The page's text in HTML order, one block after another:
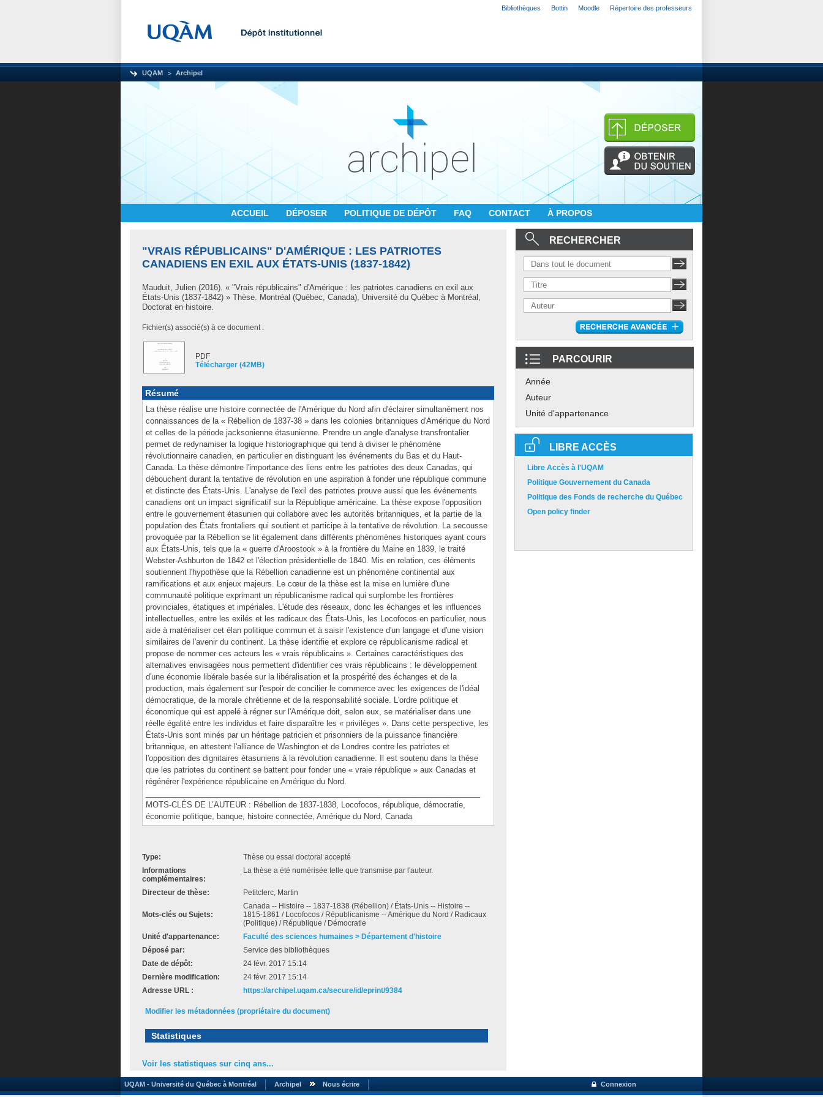
Bibliothèques Bottin Moodle Répertoire des professeurs
UQAM Archipel
ACCUEIL DÉPOSER POLITIQUE DE DÉPÔT FAQ CONTACT À PROPOS
"VRAIS RÉPUBLICAINS" D'AMÉRIQUE : LES PATRIOTES
CANADIENS EN EXIL AUX ÉTATS-UNIS (1837-1842)
Mauduit, Julien (2016). « "Vrais républicains" d'Amérique : les patriotes canadiens en exil aux
États-Unis (1837-1842) » Thèse. Montréal (Québec, Canada), Université du Québec à Montréal,
Doctorat en histoire.
Fichier(s) associé(s) à ce document :
PDF
Télécharger (42MB)
Résumé
La thèse réalise une histoire connectée de l'Amérique du Nord afin d'éclairer simultanément nos
connaissances de la « Rébellion de 1837-38 » dans les colonies britanniques d'Amérique du Nord
et celles de la période jacksonienne étasunienne. Prendre un angle d'analyse transfrontalier
permet de redynamiser la logique historiographique qui tend à diviser le phénomène
révolutionnaire canadien, en particulier en distinguant les événements du Bas et du Haut-
Canada. La thèse démontre l'importance des liens entre les patriotes des deux Canadas, qui
débouchent durant la tentative de révolution en une aspiration à fonder une république commune
et distincte des États-Unis. L'analyse de l'exil des patriotes prouve aussi que les événements
canadiens ont un impact significatif sur la République américaine. La thèse expose l'opposition
entre le gouvernement étasunien qui collabore avec les autorités britanniques, et la partie de la
population des États frontaliers qui soutient et participe à la tentative de révolution. La secousse
provoquée par la Rébellion se lit également dans différents phénomènes historiques ayant cours
aux États-Unis, tels que la « guerre d'Aroostook » à la frontière du Maine en 1839, le traité
Webster-Ashburton de 1842 et l'élection présidentielle de 1840. Mis en relation, ces éléments
soutiennent l'hypothèse que la Rébellion canadienne est un phénomène continental aux
ramifications et aux enjeux majeurs. Le cœur de la thèse est la mise en lumière d'une
communauté politique exprimant un républicanisme radical qui surplombe les frontières
provinciales, étatiques et impériales. L'étude des réseaux, donc les échanges et les influences
intellectuelles, entre les exilés et les radicaux des États-Unis, les Locofocos en particulier, nous
aide à matérialiser cet élan politique commun et à saisir l'existence d'un langage et d'une vision
similaires de l'avenir du continent. La thèse identifie et explore ce républicanisme radical et
propose de nommer ces acteurs les « vrais républicains ». Certaines caractéristiques des
alternatives envisagées nous permettent d'identifier ces vrais républicains : le développement
d'une économie libérale basée sur la libéralisation et la prospérité des échanges et de la
production, mais également sur l'espoir de concilier le commerce avec les exigences de l'idéal
démocratique, de la morale chrétienne et de la responsabilité sociale. L'ordre politique et
économique qui est appelé à régner sur l'Amérique doit, selon eux, se matérialiser dans une
réelle égalité entre les individus et faire disparaître les « privilèges ». Dans cette perspective, les
États-Unis sont minés par un héritage patricien et prisonniers de la puissance financière
britannique, en attestent l'alliance de Washington et de Londres contre les patriotes et
l'opposition des dignitaires étasuniens à la révolution canadienne. Il est soutenu dans la thèse
que les patriotes du continent se battent pour fonder une « vraie république » aux Canadas et
régénérer l'expérience républicaine en Amérique du Nord.
MOTS-CLÉS DE L’AUTEUR : Rébellion de 1837-1838, Locofocos, république, démocratie,
économie politique, banque, histoire connectée, Amérique du Nord, Canada
Type:
Thèse ou essai doctoral accepté
Informations
complémentaires:
La thèse a été numérisée telle que transmise par l'auteur.
Directeur de thèse: Petitclerc, Martin
Mots-clés ou Sujets:
Canada -- Histoire -- 1837-1838 (Rébellion) / États-Unis -- Histoire --
1815-1861 / Locofocos / Républicanisme -- Amérique du Nord / Radicaux
(Politique) / République / Démocratie
Unité d'appartenance:
Faculté des sciences humaines > Département d'histoire
Déposé par:
Service des bibliothèques
Date de dépôt:
24 févr. 2017 15:14
Dernière modification:
24 févr. 2017 15:14
Adresse URL :
https://archipel.uqam.ca/secure/id/eprint/9384
Modifier les métadonnées (propriétaire du document)
Statistiques
Voir les statistiques sur cinq ans...
RECHERCHER
PARCOURIR
Année
Auteur
Unité d'appartenance
LIBRE ACCÈS
Libre Accès à l'UQAM
Politique Gouvernement du Canada
Politique des Fonds de recherche du Québec
Open policy finder
UQAM - Université du Québec à Montréal Archipel Nous écrire Connexion